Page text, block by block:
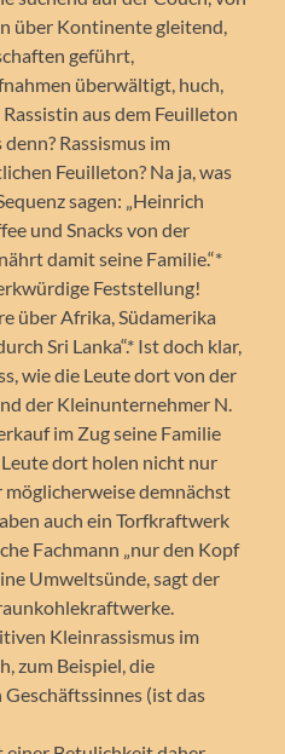
über Kontinente gleitend,
geführt,
überwältigt, huch,
aus dem Feuilleton
Rassismus im
Feuilleton? Na ja, was
sagen: „Heinrich
und Snacks von der
damit seine Familie.“*
Feststellung!
über Afrika, Südamerika
Sri Lanka“.* Ist doch klar,
wie die Leute dort von der
der Kleinunternehmer N.
im Zug seine Familie
dort holen nicht nur
möglicherweise demnächst
auch ein Torfkraftwerk
Fachmann „nur den Kopf
Umweltsünde, sagt der
Kleinrassismus im
zum Beispiel, die
(ist das